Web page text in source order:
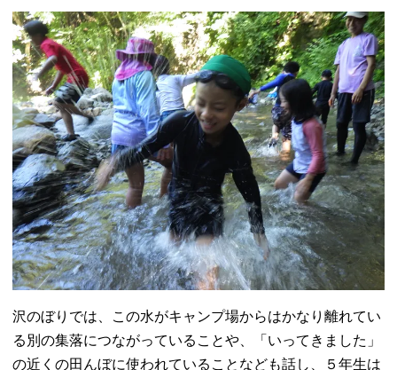
沢のぼりでは、この水がキャンプ場からはかなり離れてい
る別の集落につながっていることや、「いってきました」
の近くの田んぼに使われていることなども話し、５年生は